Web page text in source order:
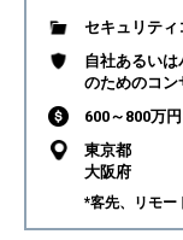
セキュリティ
自社あるい
のためのコン
600～800万円
東京都
大阪府
*客先、リモー